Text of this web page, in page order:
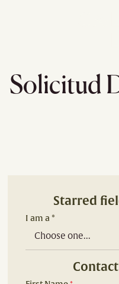
Solicitud